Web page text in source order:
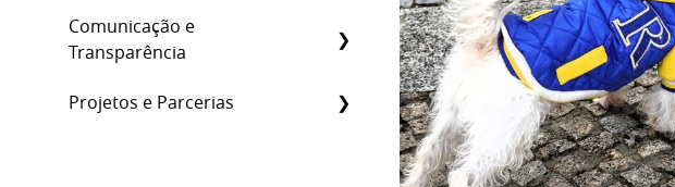
Comunicação e
Transparência
Projetos e Parcerias